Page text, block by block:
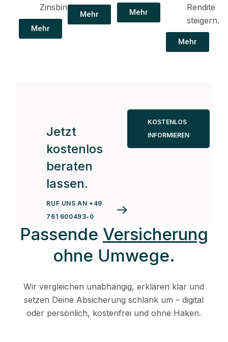
Zinsbindung.
Mehr
Mehr Mehr
Rendite
steigern.
Mehr
Jetzt
kostenlos
beraten
lassen.
RUF UNS AN +49
761 600493-0
KOSTENLOS
INFORMIEREN
Passende Versicherung
ohne Umwege.
Wir vergleichen unabhängig, erklären klar und
setzen Deine Absicherung schlank um – digital
oder persönlich, kostenfrei und ohne Haken.